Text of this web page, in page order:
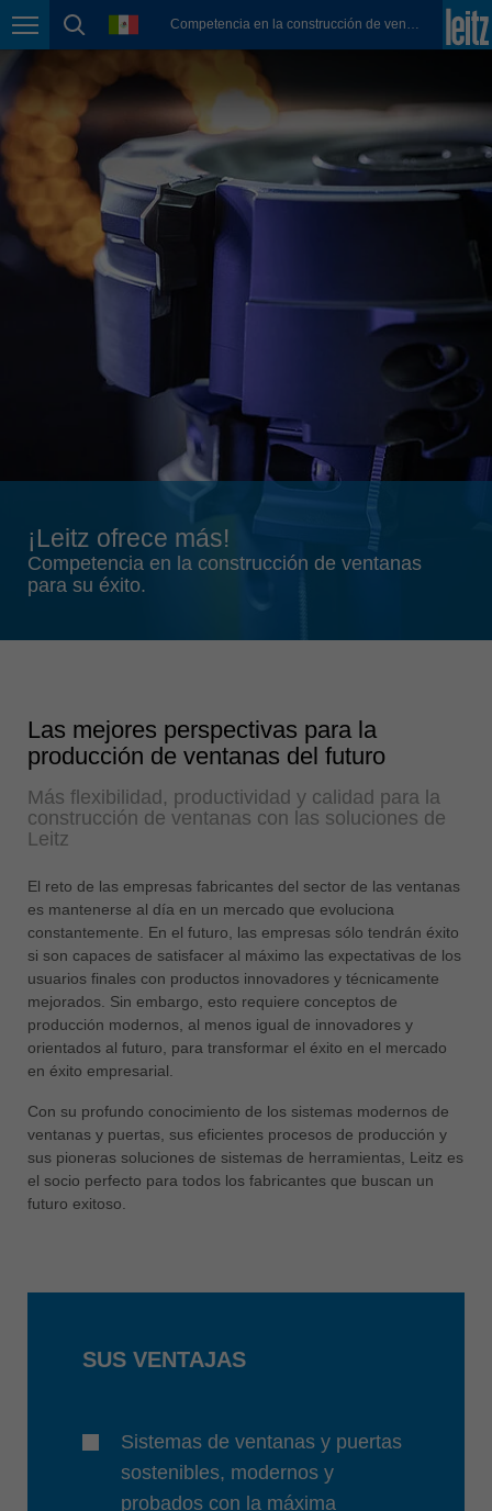
Page navigation
page search
language Competencia en la construcción de ventanas
México
español
Nederland
nederlands
Österreich
deutsch
Polska
Portugal
România
Română
Schweiz
deutsch français
Singapore
english
Suomi
english
türkçe
Việt Nam
tiếng việt
中国
中文
ประเทศไทย
ไทย
yкраїнська
¡Leitz ofrece más!
Competencia en la construcción de ventanas
para su éxito.
Las mejores perspectivas para la
producción de ventanas del futuro
Más flexibilidad, productividad y calidad para la
construcción de ventanas con las soluciones de
Leitz
El reto de las empresas fabricantes del sector de las ventanas
es mantenerse al día en un mercado que evoluciona
constantemente. En el futuro, las empresas sólo tendrán éxito
si son capaces de satisfacer al máximo las expectativas de los
usuarios finales con productos innovadores y técnicamente
mejorados. Sin embargo, esto requiere conceptos de
producción modernos, al menos igual de innovadores y
orientados al futuro, para transformar el éxito en el mercado
en éxito empresarial.
Con su profundo conocimiento de los sistemas modernos de
ventanas y puertas, sus eficientes procesos de producción y
sus pioneras soluciones de sistemas de herramientas, Leitz es
el socio perfecto para todos los fabricantes que buscan un
futuro exitoso.
SUS VENTAJAS
Sistemas de ventanas y puertas
sostenibles, modernos y
probados con la máxima